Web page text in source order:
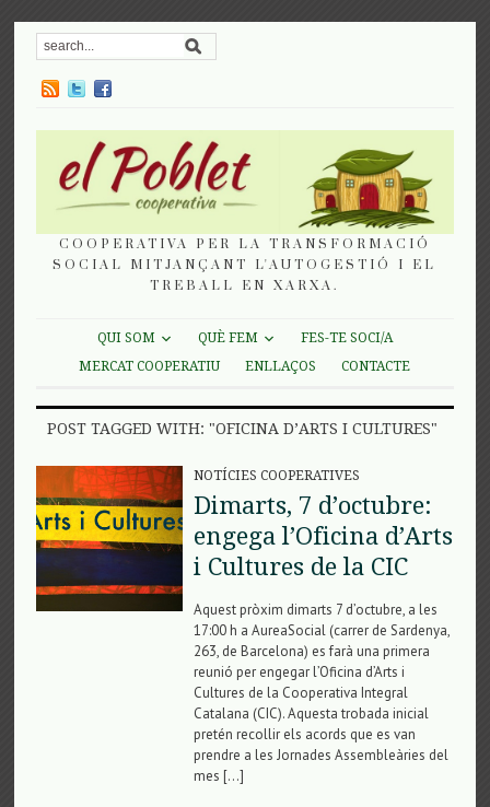
COOPERATIVA PER LA TRANSFORMACIÓ
SOCIAL MITJANÇANT L'AUTOGESTIÓ I EL
TREBALL EN XARXA.
QUI SOM QUÈ FEM
FES-TE SOCI/A
MERCAT COOPERATIU
ENLLAÇOS CONTACTE
POST TAGGED WITH: "OFICINA D’ARTS I CULTURES"
NOTÍCIES COOPERATIVES
Dimarts, 7 d’octubre:
engega l’Oficina d’Arts
i Cultures de la CIC
Aquest pròxim dimarts 7 d’octubre, a les
17:00 h a AureaSocial (carrer de Sardenya,
263, de Barcelona) es farà una primera
reunió per engegar l’Oficina d’Arts i
Cultures de la Cooperativa Integral
Catalana (CIC). Aquesta trobada inicial
pretén recollir els acords que es van
prendre a les Jornades Assembleàries del
mes […]